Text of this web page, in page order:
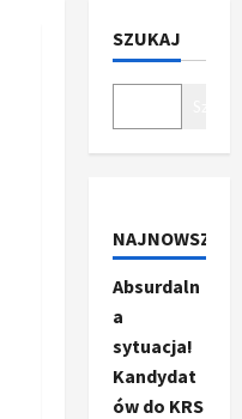
SZUKAJ
NAJNOWSZE
Absurdaln
a
sytuacja!
Kandydat
ów do KRS